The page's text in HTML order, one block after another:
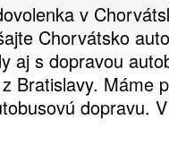
v
Chorvátsko
aj s dopravou
Bratislavy. Máme
dopravu.